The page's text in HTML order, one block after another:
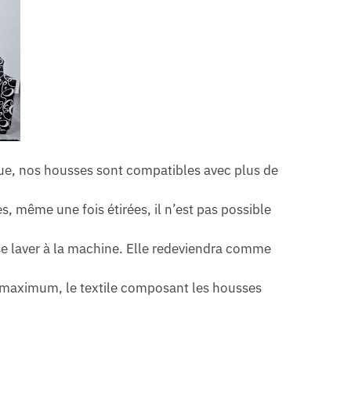
nos housses sont compatibles avec plus de
même une fois étirées, il n’est pas possible
laver à la machine. Elle redeviendra comme
le textile composant les housses